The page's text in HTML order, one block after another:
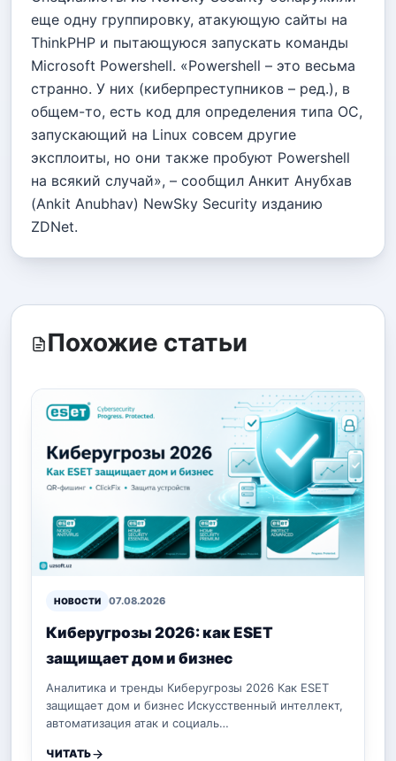
еще одну группировку, атакующую сайты на
ThinkPHP и пытающуюся запускать команды
Microsoft Powershell. «Powershell – это весьма
странно. У них (киберпреступников – ред.), в
общем-то, есть код для определения типа ОС,
запускающий на Linux совсем другие
эксплоиты, но они также пробуют Powershell
на всякий случай», – сообщил Анкит Анубхав
(Ankit Anubhav) NewSky Security изданию
ZDNet.
Похожие статьи
НОВОСТИ 07.08.2026
Киберугрозы 2026: как ESET
защищает дом и бизнес
Аналитика и тренды Киберугрозы 2026 Как ESET
защищает дом и бизнес Искусственный интеллект,
автоматизация атак и социаль…
ЧИТАТЬ